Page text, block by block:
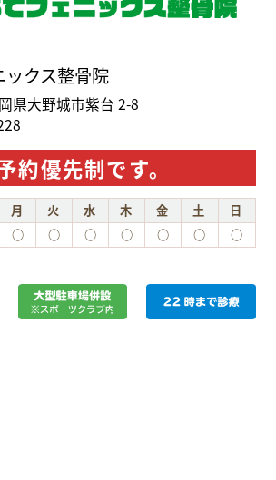
クス整骨院
県大野城市紫台 2-8
約優先制です。
月 火 水 木 金 土 日
○ ○ ○ ○ ○ ○ ○